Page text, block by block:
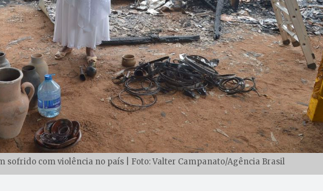
sofrido com violência no país | Foto: Valter Campanato/Agência Brasil